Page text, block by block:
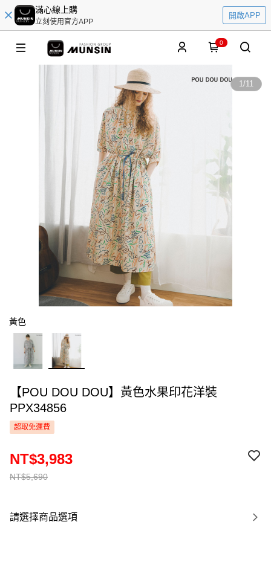
滿心線上購
立刻使用官方APP
開啟APP
0
1/11
黃色
【POU DOU DOU】黃色水果印花洋裝
PPX34856
超取免運費
NT$5,690
NT$3,983
請選擇商品選項